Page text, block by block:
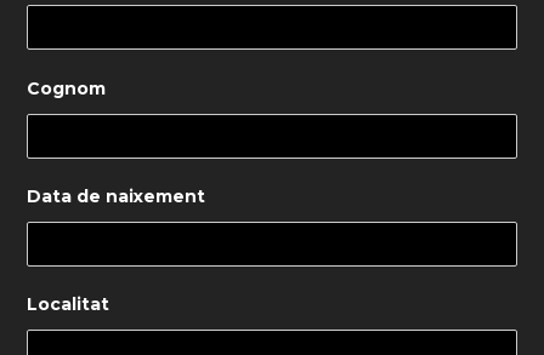
Cognom
Data de naixement
Localitat